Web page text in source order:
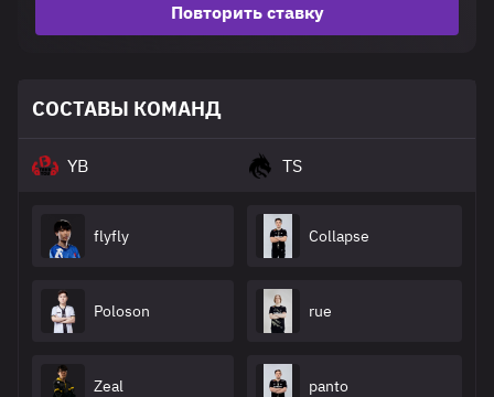
Повторить ставку
СОСТАВЫ КОМАНД
YB
flyfly
Poloson
Zeal
TS
Collapse
rue
panto